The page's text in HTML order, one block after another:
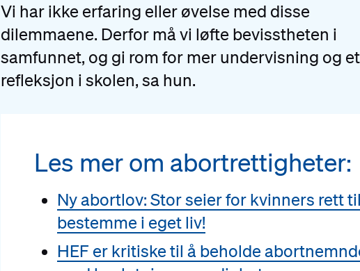
Vi har ikke erfaring eller øvelse med disse
dilemmaene. Derfor må vi løfte bevisstheten i
samfunnet, og gi rom for mer undervisning og
refleksjon i skolen, sa hun.
Les mer om abortrettigheter:
Ny abortlov: Stor seier for kvinners rett
bestemme i eget liv!
HEF er kritiske til å beholde